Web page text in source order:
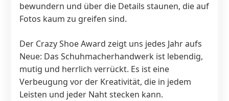
bewundern und über die Details staunen, die auf
Fotos kaum zu greifen sind.
Der Crazy Shoe Award zeigt uns jedes Jahr aufs
Neue: Das Schuhmacherhandwerk ist lebendig,
mutig und herrlich verrückt. Es ist eine
Verbeugung vor der Kreativität, die in jedem
Leisten und jeder Naht stecken kann.